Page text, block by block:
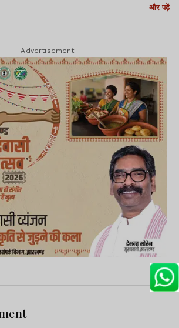
और पढ़ें
Advertisement